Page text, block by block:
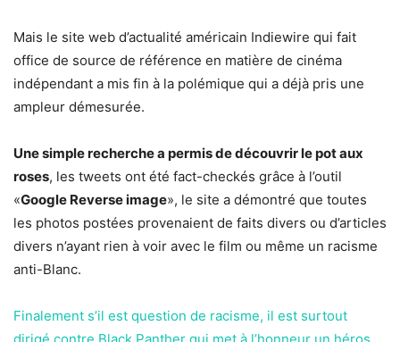
Mais le site web d’actualité américain Indiewire qui fait
office de source de référence en matière de cinéma
indépendant a mis fin à la polémique qui a déjà pris une
ampleur démesurée.
Une simple recherche a permis de découvrir le pot aux
roses, les tweets ont été fact-checkés grâce à l’outil
«Google Reverse image», le site a démontré que toutes
les photos postées provenaient de faits divers ou d’articles
divers n’ayant rien à voir avec le film ou même un racisme
anti-Blanc.
Finalement s’il est question de racisme, il est surtout
dirigé contre Black Panther qui met à l’honneur un héros